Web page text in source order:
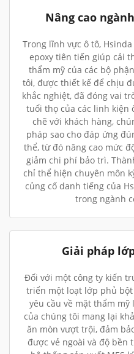
Nâng cao
Trong lĩnh vực ô tô,
epoxy tiên tiến giúp cải
thẩm mỹ của các bộ
tôi, được thiết kế để chịu
khắc nghiệt, đã đóng vai
tuổi thọ của các linh kiện
chẽ với khách hàng,
pháp sao cho đáp ứng
thể, từ đó nâng cao mức
giảm chi phí bảo trì.
chỉ thể hiện chuyên môn
củng cố danh tiếng của
trong ngành
Giải pháp
Đối với một công ty kiến
triển một loạt lớp phủ
yêu cầu về mặt thẩm
của chúng tôi mang lại
ăn mòn vượt trội, đảm
được vẻ ngoài và độ bền